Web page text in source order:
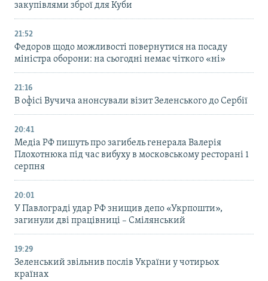
закупівлями зброї для Куби
21:52
Федоров щодо можливості повернутися на посаду
міністра оборони: на сьогодні немає чіткого «ні»
21:16
В офісі Вучича анонсували візит Зеленського до Сербії
20:41
Медіа РФ пишуть про загибель генерала Валерія
Плохотнюка під час вибуху в московському ресторані 1
серпня
20:01
У Павлограді удар РФ знищив депо «Укрпошти»,
загинули дві працівниці – Смілянський
19:29
Зеленський звільнив послів України у чотирьох
країнах